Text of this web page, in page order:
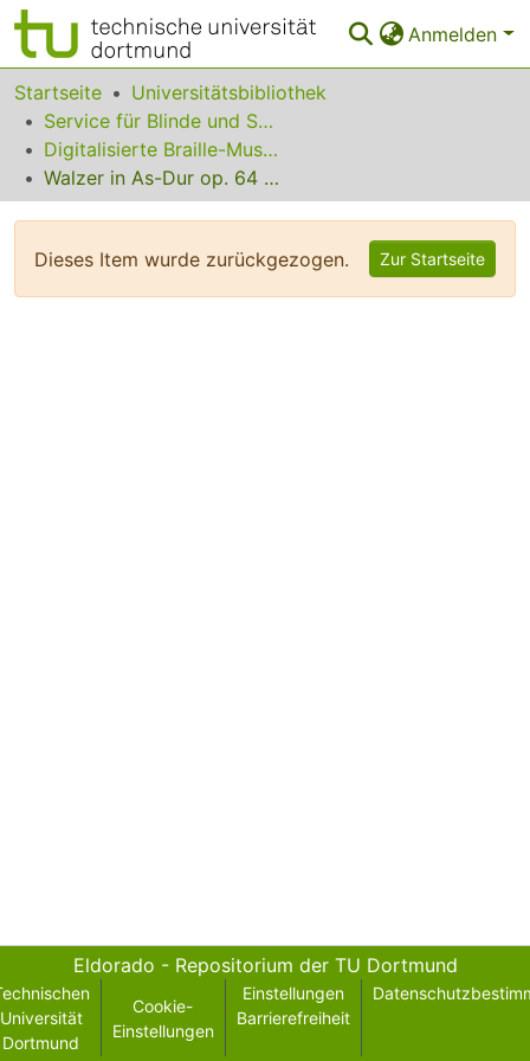
Anmelden
Bereiche & Sammlungen
Das gesamte Repositorium
Statistiken
Startseite
Universitätsbibliothek
Service für Blinde und Sehbehinderte
Digitalisierte Braille-Musik-Matrizen des VzfB
Walzer in As-Dur op. 64 Nr. 3
Dieses Item wurde zurückgezogen. Zur Startseite
Eldorado - Repositorium der TU Dortmund
Universität
Dortmund
Cookie-
Einstellungen
Einstellungen
Barrierefreiheit